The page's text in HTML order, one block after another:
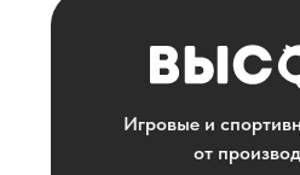
Игровые и
от